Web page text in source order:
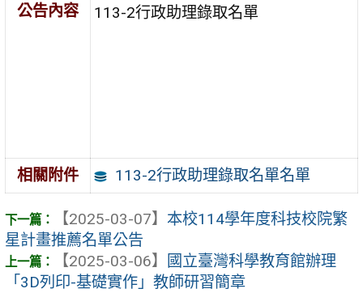
公告內容
113-2行政助理錄取名單
相關附件 113-2行政助理錄取名單名單
【2025-03-07】 本校114學年度科技校院繁
星計畫推薦名單公告
【2025-03-06】
國立臺灣科學教育館辦理
「3D列印-基礎實作」教師研習簡章